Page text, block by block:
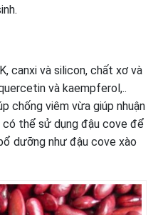
canxi và silicon, chất xơ và
và kaempferol,..
chống viêm vừa giúp nhuận
thể sử dụng đậu cove để
dưỡng như đậu cove xào